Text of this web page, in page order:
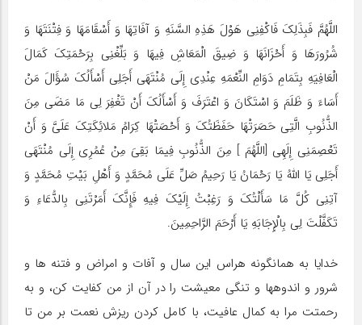
اللَّهُمَّ فَبِذَلِکَ فَاکْفِنِی هَوْلَ هَذِهِ السَّنَهِ وَ آفَاتِهَا وَ أَسْقَامَهَا وَ فِتْنَتَهَا وَ
شُرُورَهَا وَ أَحْزَانَهَا وَ ضِیقَ الْمَعَاشِ فِیهَا وَ بَلِّغْنِی بِرَحْمَتِکَ کَمَالَ
الْعَافِیَهِ بِتَمَامِ دَوَامِ النِّعْمَهِ عِنْدِی إِلَى مُنْتَهَى أَجَلِی أَسْأَلُکَ سُؤَالَ مَنْ
أَسَاءَ وَ ظَلَمَ وَ اسْتَکَانَ وَ اعْتَرَفَ وَ أَسْأَلُکَ أَنْ تَغْفِرَ لِی مَا مَضَى مِنَ
الذُّنُوبِ الَّتِی حَصَرَتْهَا حَفَظَتُکَ وَ أَحْصَتْهَا کِرَامُ مَلائِکَتِکَ عَلَیَّ وَ أَنْ
تَعْصِمَنِی إِلَهِی [اللَّهُمَ ] مِنَ الذُّنُوبِ فِیمَا بَقِیَ مِنْ عُمُرِی إِلَى مُنْتَهَى
أَجَلِی یَا اللَّهُ یَا رَحْمَانُ یَا رَحِیمُ صَلِّ عَلَى مُحَمَّدٍ وَ أَهْلِ بَیْتِ مُحَمَّدٍ وَ
آتِنِی کُلَّ مَا سَأَلْتُکَ وَ رَغِبْتُ إِلَیْکَ فِیهِ فَإِنَّکَ أَمَرْتَنِی بِالدُّعَاءِ وَ
تَکَفَّلْتَ لِی بِالْإِجَابَهِ یَا أَرْحَمَ الرَّاحِمِینَ.
خدایا به همانگونه هراس این سال و آفات و امراض و فتنه ها و
شرور و اندوهها و تنگی معیشت را در آن از من کفایت کن، و به
رحمتت مرا به کمال عافیت، با کامل کردن ریزش نعمت بر من تا